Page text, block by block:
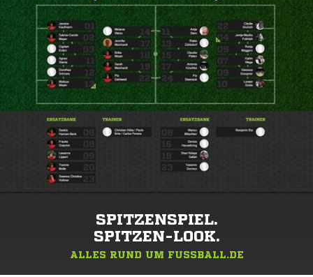
SPITZENSPIEL.
SPITZEN-LOOK.
ALLES RUND UM FUSSBALL.DE